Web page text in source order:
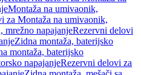
Montaža na umivaonik,
za Montaža na umivaonik,
mrežno napajanjeRezervni delovi
Zidna montaža, baterijsko
montaža, baterijsko
napajanjeRezervni delovi za